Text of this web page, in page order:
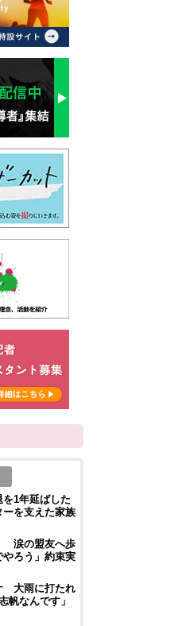
1年延ばした
を支えた家族
涙の盟友へ歩
ろう」約束実
大雨に打たれ
帆なんです」